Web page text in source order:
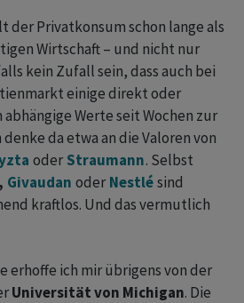
der Privatkonsum schon lange als
Wirtschaft – und nicht nur
kein Zufall sein, dass auch bei
einige direkt oder
Werte seit Wochen zur
da etwa an die Valoren von
oder Straumann. Selbst
, Givaudan oder Nestlésind
kraftlos. Und das vermutlich
erhoffe ich mir übrigens von der
Universität von Michigan. Die